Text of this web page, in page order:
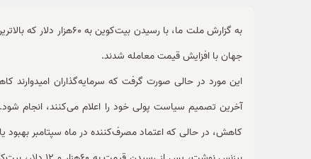
جهان با افزایش قیمت معامله شدند.
آخرین تصمیم سیاست پولی خود را اعلام می‌کنند، انجام
کاهش، در حالی که اعتماد مصرف‌کننده در ماه سپتامبر بهبود